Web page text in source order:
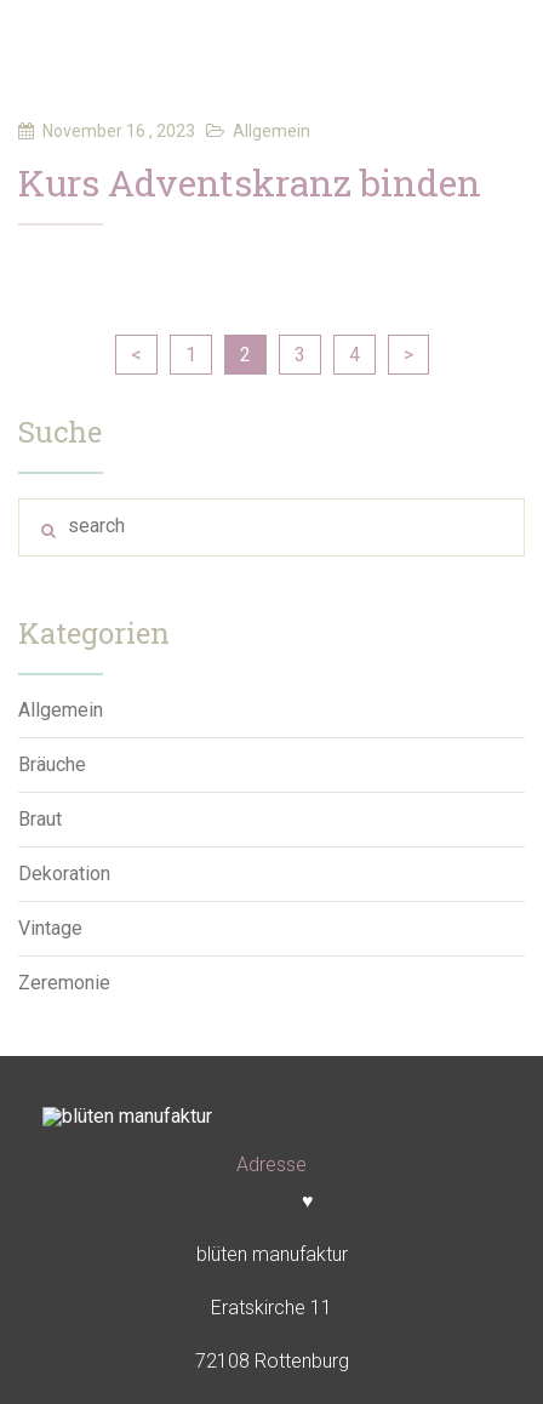
November 16 , 2023 Allgemein
Kurs Adventskranz binden
< 1 2 3 4 >
Suche
Kategorien
Allgemein
Bräuche
Braut
Dekoration
Vintage
Zeremonie
Adresse
♥
blüten manufaktur
Eratskirche 11
72108 Rottenburg